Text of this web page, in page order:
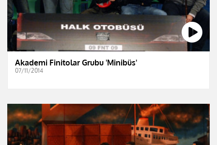
Akademi Finitolar Grubu 'Minibüs'
07/11/2014